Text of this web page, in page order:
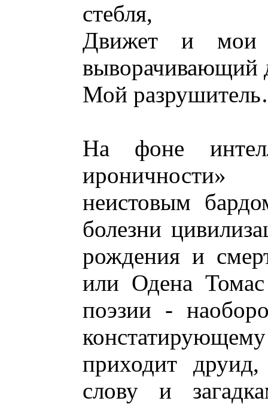
стебля,
Движет и мои
выворачивающий
Мой
На фоне
неистовым
болезни
рождения и
или Одена
поэзии -
приходит
слову и